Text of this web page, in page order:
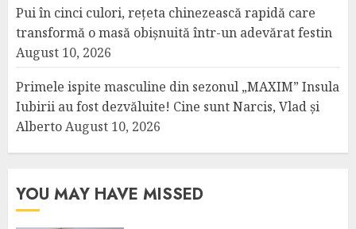
Pui în cinci culori, rețeta chinezească rapidă care
transformă o masă obișnuită într-un adevărat festin
August 10, 2026
Primele ispite masculine din sezonul „MAXIM” Insula
Iubirii au fost dezvăluite! Cine sunt Narcis, Vlad și
AlbertoAugust 10, 2026
YOU MAY HAVE MISSED